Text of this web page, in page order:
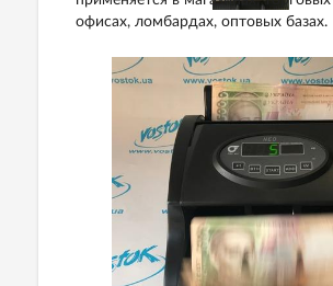
офисах, ломбардах, оптовых базах.